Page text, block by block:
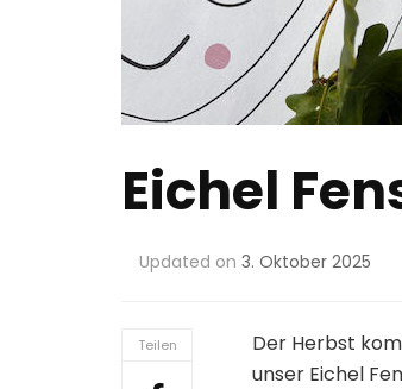
Eichel
Updated on 3. Oktober 2025
Teilen
Der Herbst
unser Eichel